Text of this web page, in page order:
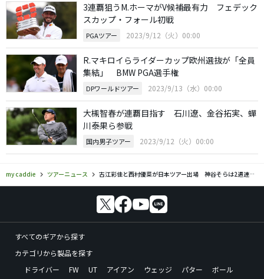
3連覇狙うM.ホーマがV候補最有力 フェデック
スカップ・フォール初戦
PGAツアー 2023/9/12（火）00:00
R.マキロイらライダーカップ欧州選抜が「全員
集結」 BMW PGA選手権
DPワールドツアー 2023/9/13（水）00:00
大槻智春が連覇目指す 石川遼、金谷拓実、蟬
川泰果ら参戦
国内男子ツアー 2023/9/12（火）00:00
my caddie ツアーニュース 古江彩佳と西村優菜が日本ツアー出場 神谷そらは2週連続Vに挑む
すべてのギアから探す
カテゴリから製品を探す
ドライバー
FW UT アイアン ウェッジ パター
ボール